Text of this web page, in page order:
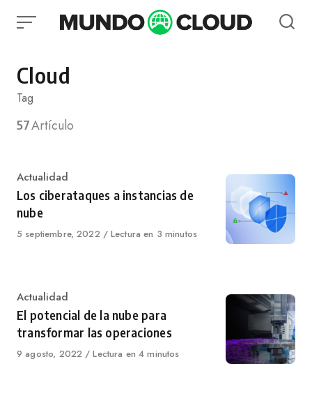
Cloud
Tag
57Artículo
Category
Actualidad
Los ciberataques a instancias de
nube
Published
5 septiembre, 2022 Lectura en 3 minutos
Category
Actualidad
El potencial de la nube para
transformar las operaciones
Published
9 agosto, 2022 Lectura en 4 minutos